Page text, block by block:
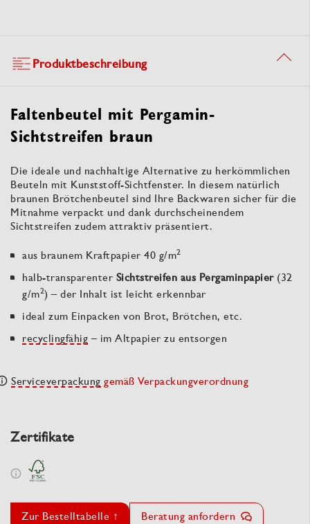
Produktbeschreibung
Faltenbeutel mit Pergamin-
Sichtstreifen braun
Die ideale und nachhaltige Alternative zu herkömmlichen
Beuteln mit Kunststoff-Sichtfenster. In diesem natürlich
braunen Brötchenbeutel sind Ihre Backwaren sicher für die
Mitnahme verpackt und dank durchscheinendem
Sichtstreifen zudem attraktiv präsentiert.
aus braunem Kraftpapier 40 g/m2
halb-transparenter Sichtstreifen aus Pergaminpapier (32
g/m2) – der Inhalt ist leicht erkennbar
ideal zum Einpacken von Brot, Brötchen, etc.
recyclingfähig – im Altpapier zu entsorgen
Serviceverpackung gemäß Verpackungverordnung
Zertifikate
Zur Bestelltabelle ↑ Beratung anfordern